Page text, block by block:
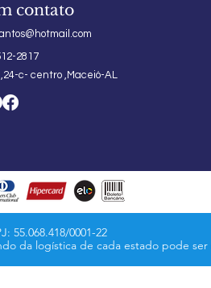
contato
2817
c- centro ,Maceió-AL
CNPJ: 55.068.418/0001-22
da logística de cada estado pode ser